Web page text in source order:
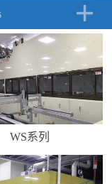
WS系列